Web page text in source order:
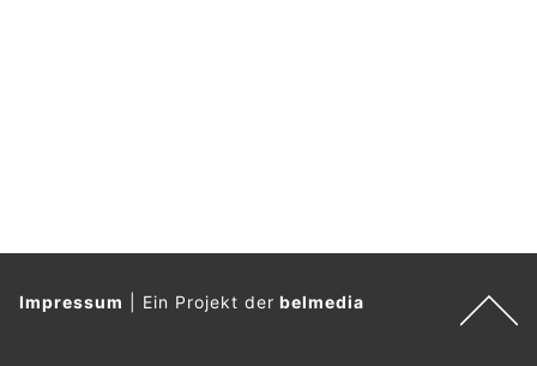
t
Impressum Ein Projekt derbelmedia